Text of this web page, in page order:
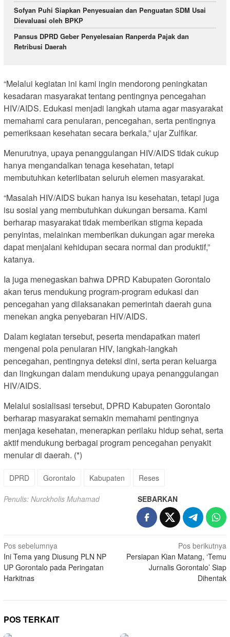
Sofyan Puhi Siapkan Penyesuaian dan Penguatan SDM Usai
Dievaluasi oleh BPKP
Pansus DPRD Geber Penyelesaian Ranperda Pajak dan
Retribusi Daerah
“Melalui kegiatan ini kami ingin mendorong peningkatan
kesadaran masyarakat tentang pentingnya pencegahan
HIV/AIDS. Edukasi menjadi langkah utama agar masyarakat
memahami cara penularan, pencegahan, serta pentingnya
pemeriksaan kesehatan secara berkala,” ujar Zulfikar.
Menurutnya, upaya penanggulangan HIV/AIDS tidak cukup
hanya mengandalkan tenaga kesehatan, tetapi
membutuhkan keterlibatan seluruh elemen masyarakat.
“Masalah HIV/AIDS bukan hanya isu kesehatan, tetapi juga
isu sosial yang membutuhkan dukungan bersama. Kami
berharap masyarakat tidak memberikan stigma kepada
penyintas, melainkan memberikan dukungan agar mereka
dapat menjalani kehidupan secara normal dan produktif,”
katanya.
Ia juga menegaskan bahwa DPRD Kabupaten Gorontalo
akan terus mendukung program-program edukasi dan
pencegahan yang dilaksanakan pemerintah daerah guna
menekan angka penyebaran HIV/AIDS.
Dalam kegiatan tersebut, peserta mendapatkan materi
mengenai pola penularan HIV, langkah-langkah
pencegahan, pentingnya deteksi dini, serta peran keluarga
dan lingkungan dalam mendukung upaya penanggulangan
HIV/AIDS.
Melalui sosialisasi tersebut, DPRD Kabupaten Gorontalo
berharap masyarakat semakin memahami pentingnya
menjaga kesehatan, menerapkan perilaku hidup sehat, serta
aktif mendukung berbagai program pencegahan penyakit
menular di daerah. (*)
DPRD Gorontalo Kabupaten Reses
Penulis: Nurckholis Muhamad SEBARKAN
Navigasi
pos
Pos sebelumnya
Ini Tema yang Diusung PLN NP
UP Gorontalo pada Peringatan
Harkitnas
Pos berikutnya
Persiapan Kian Matang, ‘Temu
Jurnalis Gorontalo’ Siap
Dihentak
POS TERKAIT